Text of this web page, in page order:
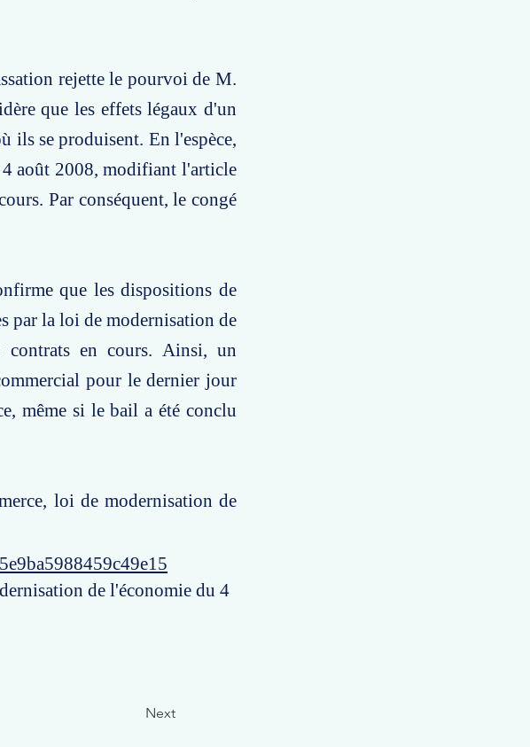
rejette le pourvoi de M.
que les effets légaux d'un
ils se produisent. En l'espèce,
août 2008, modifiant l'article
Par conséquent, le congé
que les dispositions de
par la loi de modernisation de
en cours. Ainsi, un
pour le dernier jour
même si le bail a été conclu
loi de modernisation de
de l'économie du 4
Next